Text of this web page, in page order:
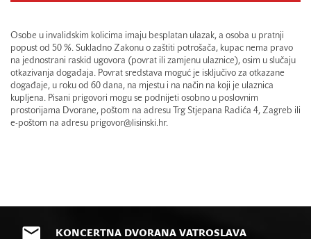
Osobe u invalidskim kolicima imaju besplatan ulazak, a osoba u pratnji
popust od 50 %. Sukladno Zakonu o zaštiti potrošača, kupac nema pravo
na jednostrani raskid ugovora (povrat ili zamjenu ulaznice), osim u slučaju
otkazivanja događaja. Povrat sredstava moguć je isključivo za otkazane
događaje, u roku od 60 dana, na mjestu i na način na koji je ulaznica
kupljena. Pisani prigovori mogu se podnijeti osobno u poslovnim
prostorijama Dvorane, poštom na adresu Trg Stjepana Radića 4, Zagreb ili
e-poštom na adresu prigovor@lisinski.hr.
KONCERTNA DVORANA VATROSLAVA